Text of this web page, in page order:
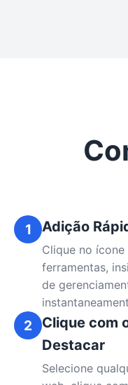
1 Adição
Clique no
ferramentas,
de
2
Clique com
Destacar
Selecione